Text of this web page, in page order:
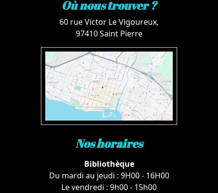
Où nous trouver ?
60 rue Victor Le Vigoureux,
97410 Saint Pierre
Nos horaires
Bibliothèque
Du mardi au jeudi : 9H00 - 16H00
Le vendredi : 9h00 - 15h00